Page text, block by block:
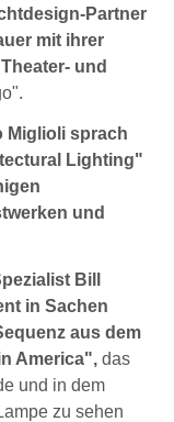
Partner
mit ihrer
und
Miglioli sprach
Lighting"
und
Bill
in Sachen
aus dem
America", das
und in dem
zu sehen